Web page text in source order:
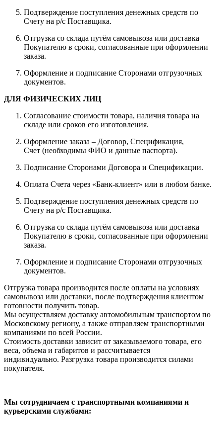
Подтверждение поступления денежных средств по
Счету на р/с Поставщика.
Отгрузка со склада путём самовывоза или доставка
Покупателю в сроки, согласованные при оформлении
заказа.
Оформление и подписание Сторонами отгрузочных
документов.
ДЛЯ ФИЗИЧЕСКИХ ЛИЦ
Согласование стоимости товара, наличия товара на
складе или сроков его изготовления.
Оформление заказа – Договор, Спецификация,
Счет (необходимы ФИО и данные паспорта).
Подписание Сторонами Договора и Спецификации.
Оплата Счета через «Банк-клиент» или в любом банке.
Подтверждение поступления денежных средств по
Счету на р/с Поставщика.
Отгрузка со склада путём самовывоза или доставка
Покупателю в сроки, согласованные при оформлении
заказа.
Оформление и подписание Сторонами отгрузочных
документов.
Отгрузка товара производится после оплаты на условиях
самовывоза или доставки, после подтверждения клиентом
готовности получить товар.
Мы осуществляем доставку автомобильным транспортом по
Московскому региону, а также отправляем транспортными
компаниями по всей России.
Стоимость доставки зависит от заказываемого товара, его
веса, объема и габаритов и рассчитывается
индивидуально. Разгрузка товара производится силами
покупателя.
Мы сотрудничаем с транспортными компаниями и
курьерскими службами: